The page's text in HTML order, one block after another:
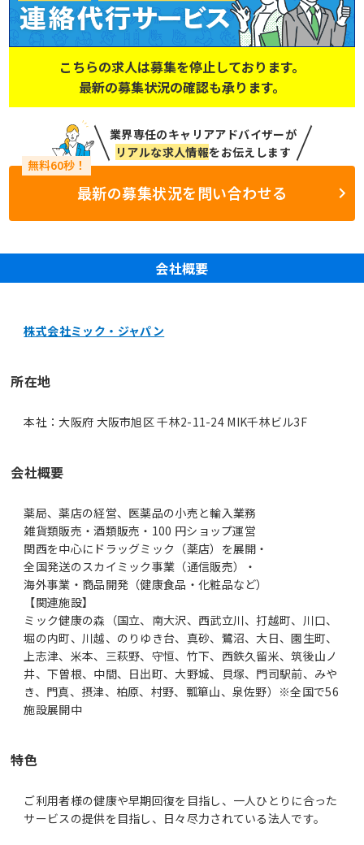
こちらの求人は募集を停止しております。
最新の募集状況の確認も承ります。
業界専任のキャリアアドバイザーが
リアルな求人情報をお伝えします
最新の募集状況を問い合わせる
会社概要
株式会社ミック・ジャパン
所在地
本社：大阪府 大阪市旭区 千林2-11-24 MIK千林ビル3F
会社概要
薬局、薬店の経営、医薬品の小売と輸入業務
雑貨類販売・酒類販売・100 円ショップ運営
関西を中心にドラッグミック（薬店）を展開・
全国発送のスカイミック事業（通信販売）・
海外事業・商品開発（健康食品・化粧品など）
【関連施設】
ミック健康の森（国立、南大沢、西武立川、打越町、川口、
堀の内町、川越、のりゆき台、真砂、鷺沼、大日、園生町、
上志津、米本、三萩野、守恒、竹下、西鉄久留米、筑後山ノ
井、下曽根、中間、日出町、大野城、貝塚、門司駅前、みや
き、門真、摂津、柏原、村野、瓢箪山、泉佐野）※全国で56
施設展開中
特色
ご利用者様の健康や早期回復を目指し、一人ひとりに合った
サービスの提供を目指し、日々尽力されている法人です。